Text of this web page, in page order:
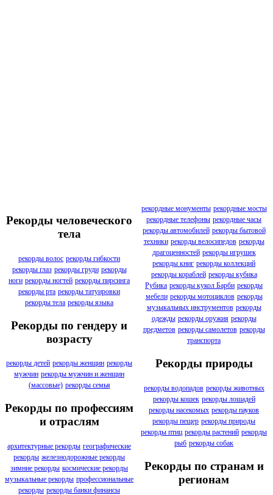
Рекорды человеческого
тела
рекорды волос рекорды гибкости
рекорды глаз рекорды груди рекорды
ноги рекорды ногтей рекорды пирсинга
рекорды рта рекорды татуировки
рекорды тела рекорды языка
Рекорды по гендеру и
возрасту
рекорды детей рекорды женщин рекорды
мужчин рекорды мужчин и женщин
(массовые) рекорды семья
Рекорды по профессиям
и отраслям
архитектурные рекорды географические
рекорды железнодорожные рекорды
зимние рекорды космические рекорды
музыкальные рекорды профессиональные
рекорды рекорды банки финансы
рекордные монументы рекордные мосты
рекордные телефоны рекордные часы
рекорды автомобилей рекорды бытовой
техники рекорды велосипедов рекорды
драгоценностей рекорды игрушек
рекорды книг рекорды коллекций
рекорды кораблей рекорды кубика
Рубика рекорды кукол Барби рекорды
мебели рекорды мотоциклов рекорды
музыкальных инструментов рекорды
одежды рекорды оружия рекорды
предметов рекорды самолетов рекорды
транспорта
Рекорды природы
рекорды водопадов рекорды животных
рекорды кошек рекорды лошадей
рекорды насекомых рекорды пауков
рекорды пещер рекорды природы
рекорды птиц рекорды растений рекорды
рыб рекорды собак
Рекорды по странам и
регионам